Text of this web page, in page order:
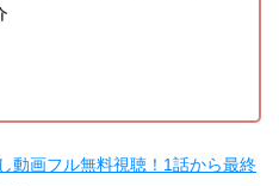
動画フル無料視聴！1話から最終